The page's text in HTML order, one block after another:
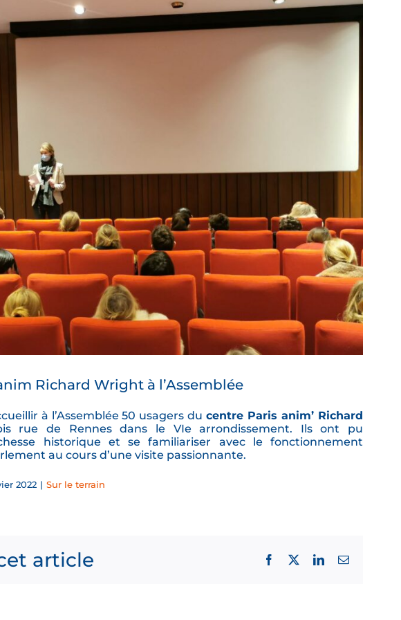
Richard Wright à l’Assemblée
à l’Assemblée 50 usagers ducentre Paris anim’ Richard
rue de Rennes dans le VIe arrondissement. Ils ont pu
historique et se familiariser avec le fonctionnement
au cours d’une visite passionnante.
2022 | Sur le terrain
article Facebook LinkedInEmail